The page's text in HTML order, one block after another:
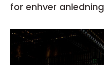
for enhver anledning